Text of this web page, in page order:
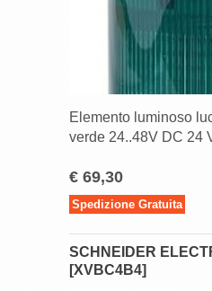
Elemento luminoso
verde 24..48V DC 24
€ 69,30
Spedizione Gratuita
SCHNEIDER
[XVBC4B4]